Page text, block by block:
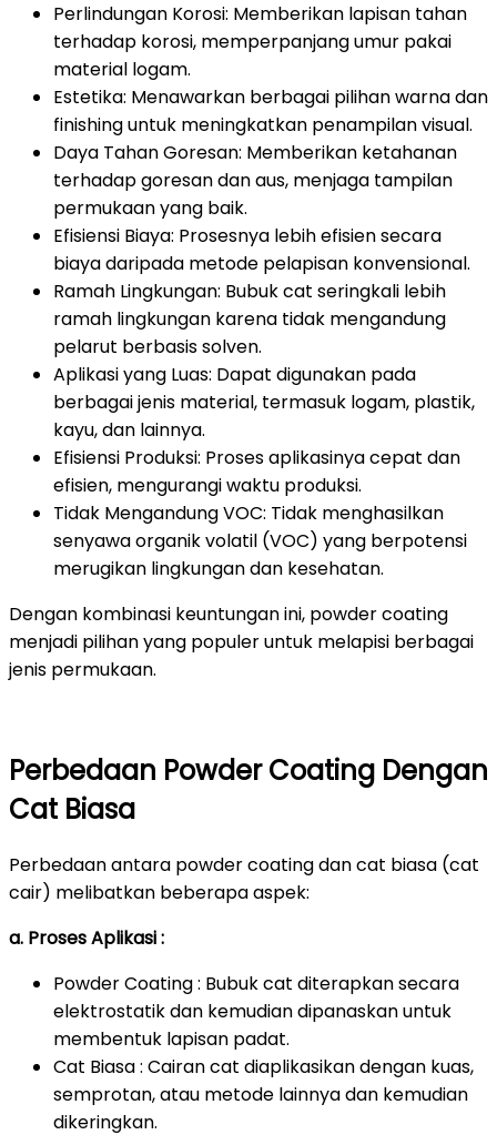
Perlindungan Korosi: Memberikan lapisan tahan
terhadap korosi, memperpanjang umur pakai
material logam.
Estetika: Menawarkan berbagai pilihan warna dan
finishing untuk meningkatkan penampilan visual.
Daya Tahan Goresan: Memberikan ketahanan
terhadap goresan dan aus, menjaga tampilan
permukaan yang baik.
Efisiensi Biaya: Prosesnya lebih efisien secara
biaya daripada metode pelapisan konvensional.
Ramah Lingkungan: Bubuk cat seringkali lebih
ramah lingkungan karena tidak mengandung
pelarut berbasis solven.
Aplikasi yang Luas: Dapat digunakan pada
berbagai jenis material, termasuk logam, plastik,
kayu, dan lainnya.
Efisiensi Produksi: Proses aplikasinya cepat dan
efisien, mengurangi waktu produksi.
Tidak Mengandung VOC: Tidak menghasilkan
senyawa organik volatil (VOC) yang berpotensi
merugikan lingkungan dan kesehatan.
Dengan kombinasi keuntungan ini, powder coating
menjadi pilihan yang populer untuk melapisi berbagai
jenis permukaan.
Perbedaan Powder Coating Dengan
Cat Biasa
Perbedaan antara powder coating dan cat biasa (cat
cair) melibatkan beberapa aspek:
a. Proses Aplikasi :
Powder Coating : Bubuk cat diterapkan secara
elektrostatik dan kemudian dipanaskan untuk
membentuk lapisan padat.
Cat Biasa : Cairan cat diaplikasikan dengan kuas,
semprotan, atau metode lainnya dan kemudian
dikeringkan.